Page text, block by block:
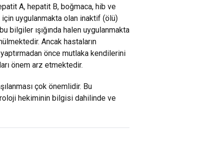
A, hepatit B, boğmaca, hib ve
için uygulanmakta olan inaktif (ölü)
bilgiler ışığında halen uygulanmakta
Ancak hastaların
önce mutlaka kendilerini
önem arz etmektedir.
çok önemlidir. Bu
hekiminin bilgisi dahilinde ve